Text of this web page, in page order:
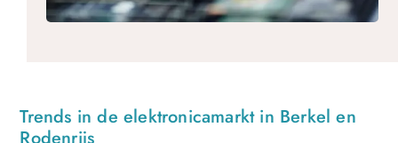
Trends in de elektronicamarkt in Berkel en